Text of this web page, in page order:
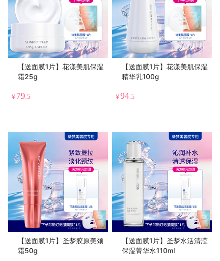
【送面膜1片】花漾美肌保湿
霜25g
¥ 79.5
【送面膜1片】花漾美肌保湿
精华乳100g
¥94.5
【送面膜1片】圣梦胶原美颈
霜50g
【送面膜1片】圣梦水活清滢
保湿菁华水110ml